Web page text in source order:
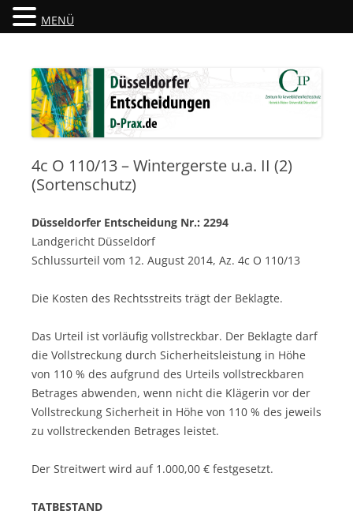
Düsseldorfer Entscheidungen
4c O 110/13 – Wintergerste u.a. II (2)
(Sortenschutz)
Düsseldorfer Entscheidung Nr.: 2294
Landgericht Düsseldorf
Schlussurteil vom 12. August 2014, Az. 4c O 110/13
Die Kosten des Rechtsstreits trägt der Beklagte.
Das Urteil ist vorläufig vollstreckbar. Der Beklagte darf
die Vollstreckung durch Sicherheitsleistung in Höhe
von 110 % des aufgrund des Urteils vollstreckbaren
Betrages abwenden, wenn nicht die Klägerin vor der
Vollstreckung Sicherheit in Höhe von 110 % des jeweils
zu vollstreckenden Betrages leistet.
Der Streitwert wird auf 1.000,00 € festgesetzt.
TATBESTAND
MENÜ